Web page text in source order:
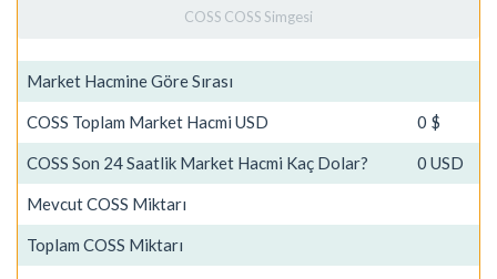
COSS COSS Simgesi
Market Hacmine Göre Sırası
COSS Toplam Market Hacmi USD 0 $
COSS Son 24 Saatlik Market Hacmi Kaç Dolar? 0 USD
Mevcut COSS Miktarı
Toplam COSS Miktarı